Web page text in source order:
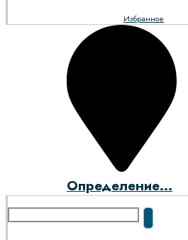
Избранное
Определение...